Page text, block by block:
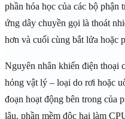
phần hóa học của các bộ
ứng dây chuyền gọi là thoát
hơn và cuối cùng bắt lửa hoặc
Nguyên nhân khiến điện thoại
hỏng vật lý – loại do rơi hoặc
đoạn hoạt động bên trong của
lâu, phần mềm độc hại làm